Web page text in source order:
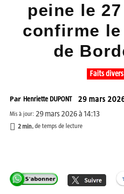
peine le
confirme
de
Faits divers
Par Henriette DUPONT 29 mars
Mis à jour: 29 mars 2026 à 14:13
2min. de temps de lecture